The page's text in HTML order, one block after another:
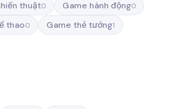
thuật0 Game hành động0
thao0 Game thẻ tướng1